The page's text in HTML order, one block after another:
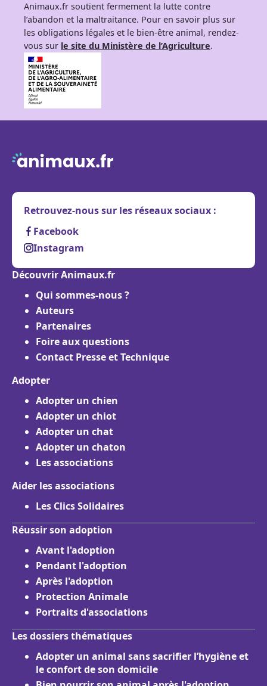
Animaux.fr soutient fermement la lutte contre
l’abandon et la maltraitance. Pour en savoir plus sur
les obligations légales et le bien-être animal, rendez-
vous sur le site du Ministère de l’Agriculture.
Retrouvez-nous sur les réseaux sociaux :
Facebook
Instagram
Découvrir Animaux.fr
Qui sommes-nous ?
Auteurs
Partenaires
Foire aux questions
Contact Presse et Technique
Adopter
Adopter un chien
Adopter un chiot
Adopter un chat
Adopter un chaton
Les associations
Aider les associations
Les Clics Solidaires
Réussir son adoption
Avant l'adoption
Pendant l'adoption
Après l'adoption
Protection Animale
Portraits d'associations
Les dossiers thématiques
Adopter un animal sans sacrifier l’hygiène et
le confort de son domicile